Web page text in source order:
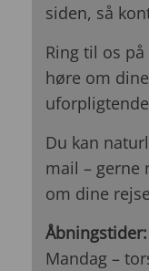
siden, så
Ring til os på
høre om
Du kan
mail – gerne
om dine
Åbningstider:
Mandag –